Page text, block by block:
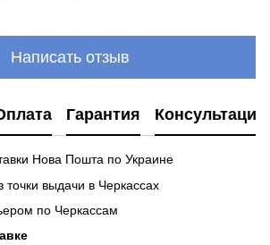
Написать отзыв
Гарантия Консультация
Нова Пошта по Украине
точки выдачи в Черкассах
по Черкассам